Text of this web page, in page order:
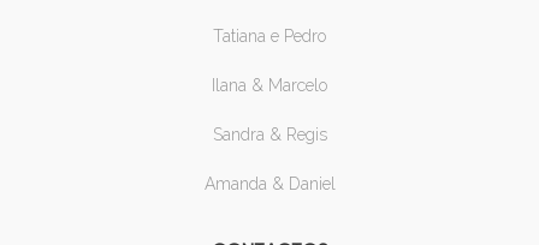
Tatiana e Pedro
Ilana & Marcelo
Sandra & Regis
Amanda & Daniel